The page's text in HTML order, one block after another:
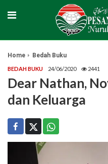
Home Bedah Buku
BEDAH BUKU 24/06/2020 2441
Dear Nathan,
dan Keluarga